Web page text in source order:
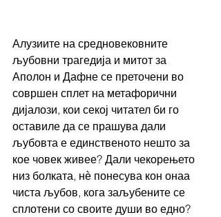
Алузиите на средновековните
љубовни трагедија и митот за
Аполон и Дафне се преточени во
совршен сплет на метафорични
дијалози, кои секој читател би го
оставиле да се прашува дали
љубовта е единственото нешто за
кое човек живее? Дали чекорењето
низ болката, нѐ понесува кон онаа
чиста љубов, кога заљубените се
сплотени со своите души во едно?